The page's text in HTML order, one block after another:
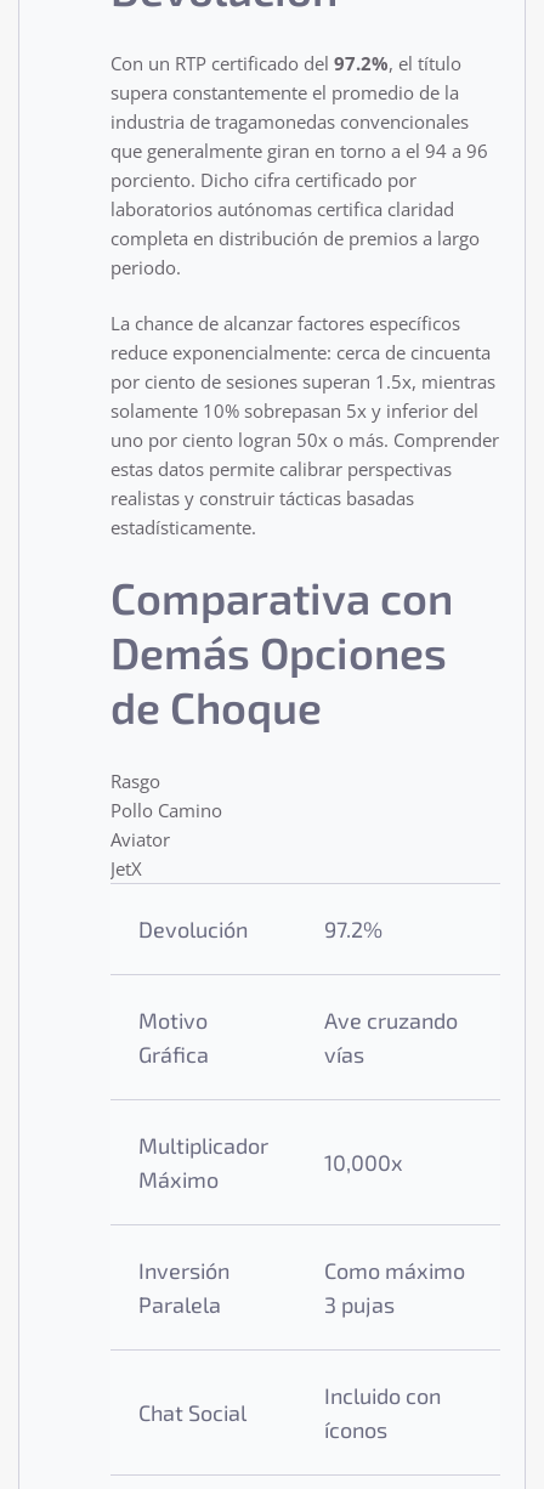
Con un RTP certificado del 97.2%, el título
supera constantemente el promedio de la
industria de tragamonedas convencionales
que generalmente giran en torno a el 94 a 96
porciento. Dicho cifra certificado por
laboratorios autónomas certifica claridad
completa en distribución de premios a largo
periodo.
La chance de alcanzar factores específicos
reduce exponencialmente: cerca de cincuenta
por ciento de sesiones superan 1.5x, mientras
solamente 10% sobrepasan 5x y inferior del
uno por ciento logran 50x o más. Comprender
estas datos permite calibrar perspectivas
realistas y construir tácticas basadas
estadísticamente.
Comparativa con
Demás Opciones
de Choque
Rasgo
Pollo Camino
Aviator
JetX
Devolución 97.2%
Motivo
Gráfica
Ave cruzando
vías
Multiplicador
Máximo
10,000x
Inversión
Paralela
Como máximo
3 pujas
Chat Social
Incluido con
íconos